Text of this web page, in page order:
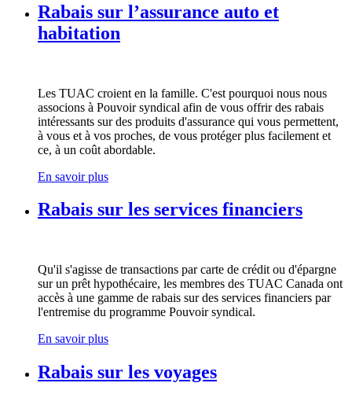
Rabais sur l’assurance auto et
habitation
Les TUAC croient en la famille. C'est pourquoi nous nous
associons à Pouvoir syndical afin de vous offrir des rabais
intéressants sur des produits d'assurance qui vous permettent,
à vous et à vos proches, de vous protéger plus facilement et
ce, à un coût abordable.
En savoir plus
Rabais sur les services financiers
Qu'il s'agisse de transactions par carte de crédit ou d'épargne
sur un prêt hypothécaire, les membres des TUAC Canada ont
accès à une gamme de rabais sur des services financiers par
l'entremise du programme Pouvoir syndical.
En savoir plus
Rabais sur les voyages